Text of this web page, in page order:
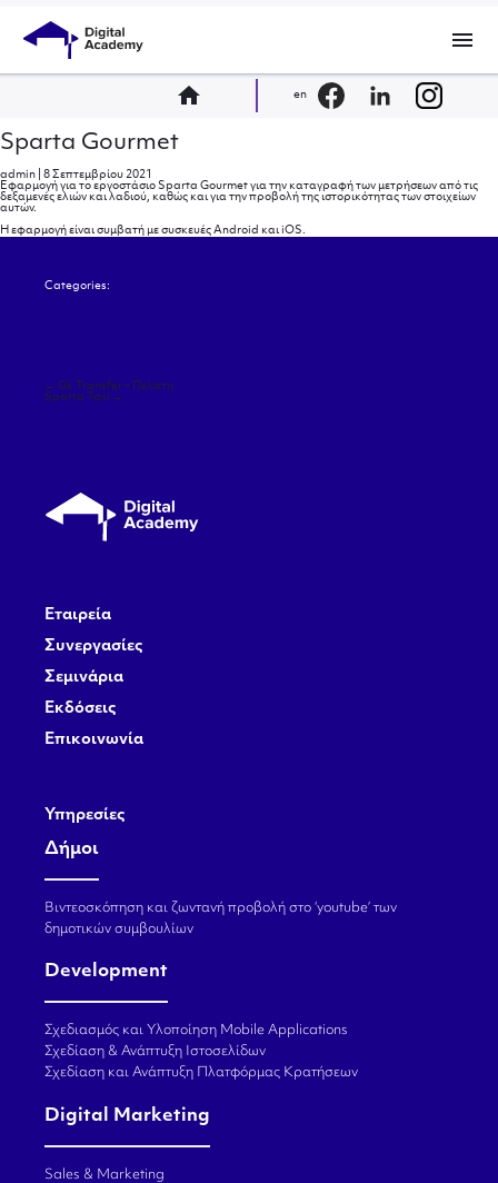
menu
home en
Sparta Gourmet
admin
8 Σεπτεμβρίου 2021
Εφαρμογή για το εργοστάσιο Sparta Gourmet για την καταγραφή των μετρήσεων από τις
δεξαμενές ελιών και λαδιού, καθώς και για την προβολή της ιστορικότητας των στοιχείων
αυτών.
Η εφαρμογή είναι συμβατή με συσκευές Android και iOS.
Categories:
Πλοήγηση
άρθρων
← Gk Transfer – Πελάτη
Sparta Taxi →
Εταιρεία
Συνεργασίες
Σεμινάρια
Εκδόσεις
Επικοινωνία
Υπηρεσίες
Δήμοι
Βιντεοσκόπηση και ζωντανή προβολή στο ‘youtube’ των
δημοτικών συμβουλίων
Development
Σχεδιασμός και Υλοποίηση Mobile Applications
Σχεδίαση & Ανάπτυξη Ιστοσελίδων
Σχεδίαση και Ανάπτυξη Πλατφόρμας Κρατήσεων
Digital Marketing
Sales & Marketing